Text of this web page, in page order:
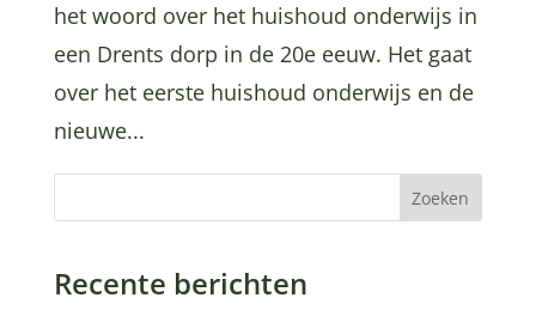
het woord over het huishoud onderwijs in
een Drents dorp in de 20e eeuw. Het gaat
over het eerste huishoud onderwijs en de
nieuwe...
Zoeken
Recente berichten